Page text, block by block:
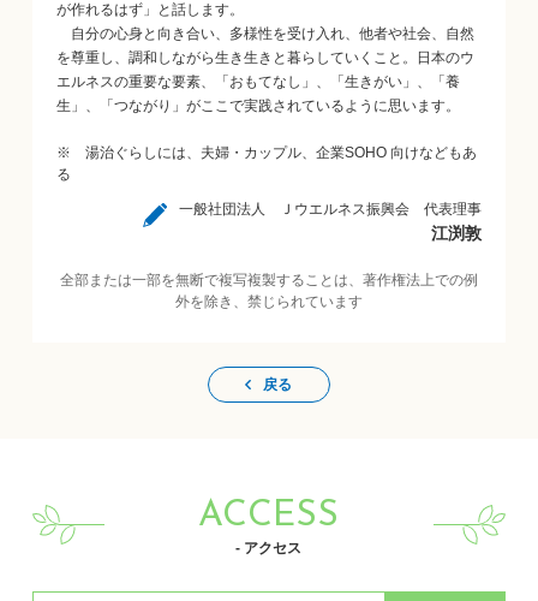
が作れるはず」と話します。
自分の心身と向き合い、多様性を受け入れ、他者や社会、自然
を尊重し、調和しながら生き生きと暮らしていくこと。日本のウ
エルネスの重要な要素、「おもてなし」、「生きがい」、「養
生」、「つながり」がここで実践されているように思います。
※ 湯治ぐらしには、夫婦・カップル、企業SOHO 向けなどもあ
る
一般社団法人 Ｊウエルネス振興会 代表理事
江渕敦
全部または一部を無断で複写複製することは、著作権法上での例
外を除き、禁じられています
戻る
ACCESS
- アクセス